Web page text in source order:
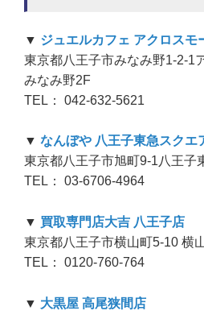
▼ ジュエルカフェ アクロスモ
東京都八王子市みなみ野1-2-1
みなみ野2F
TEL： 042-632-5621
▼ なんぼや 八王子東急スクエ
東京都八王子市旭町9-1八王子
TEL： 03-6706-4964
▼ 買取専門店大吉 八王子店
東京都八王子市横山町5-10 横
TEL： 0120-760-764
▼ 大黒屋 高尾狭間店